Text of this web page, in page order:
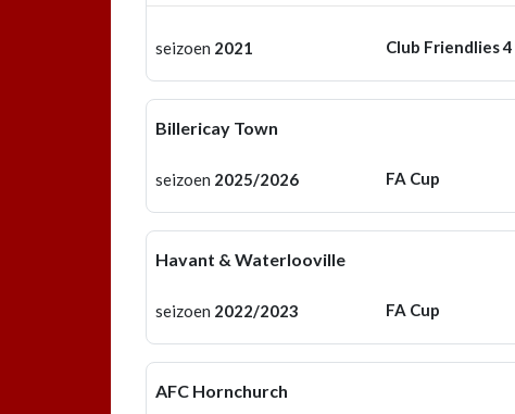
seizoen 2021 Club Friendlies 4
Billericay Town
seizoen 2025/2026 FA Cup
Havant & Waterlooville
seizoen 2022/2023 FA Cup
AFC Hornchurch